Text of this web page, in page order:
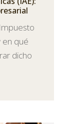
en qué
dicho